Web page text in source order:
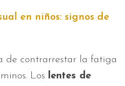
en niños: signos de
de contrarrestar la fatiga
Los
lentes de